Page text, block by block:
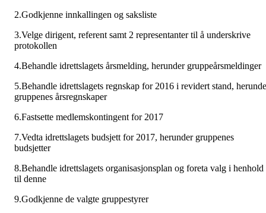
2.Godkjenne innkallingen og saksliste
3.Velge dirigent, referent samt 2 representanter til å underskrive
protokollen
4.Behandle idrettslagets årsmelding, herunder gruppeårsmeldinger
5.Behandle idrettslagets regnskap for 2016 i revidert stand,
gruppenes årsregnskaper
6.Fastsette medlemskontingent for 2017
7.Vedta idrettslagets budsjett for 2017, herunder gruppenes
budsjetter
8.Behandle idrettslagets organisasjonsplan og foreta valg i henhold
til denne
9.Godkjenne de valgte gruppestyrer